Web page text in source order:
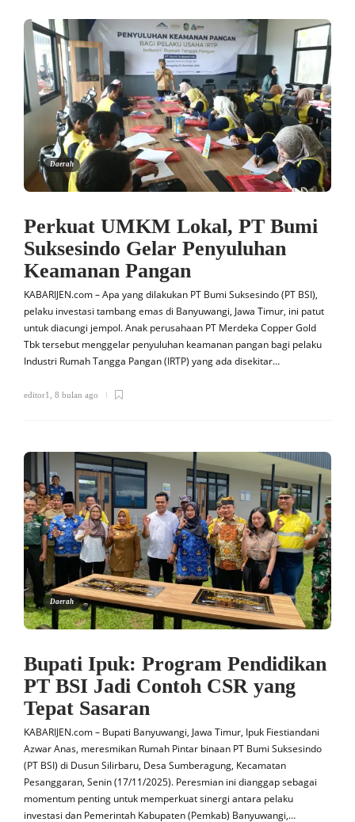
Daerah
Perkuat UMKM Lokal, PT Bumi
Suksesindo Gelar Penyuluhan
Keamanan Pangan
KABARIJEN.com – Apa yang dilakukan PT Bumi Suksesindo (PT BSI),
pelaku investasi tambang emas di Banyuwangi, Jawa Timur, ini patut
untuk diacungi jempol. Anak perusahaan PT Merdeka Copper Gold
Tbk tersebut menggelar penyuluhan keamanan pangan bagi pelaku
Industri Rumah Tangga Pangan (IRTP) yang ada disekitar…
editor1 8 bulan ago
Daerah
Bupati Ipuk: Program Pendidikan
PT BSI Jadi Contoh CSR yang
Tepat Sasaran
KABARIJEN.com – Bupati Banyuwangi, Jawa Timur, Ipuk Fiestiandani
Azwar Anas, meresmikan Rumah Pintar binaan PT Bumi Suksesindo
(PT BSI) di Dusun Silirbaru, Desa Sumberagung, Kecamatan
Pesanggaran, Senin (17/11/2025). Peresmian ini dianggap sebagai
momentum penting untuk memperkuat sinergi antara pelaku
investasi dan Pemerintah Kabupaten (Pemkab) Banyuwangi,…